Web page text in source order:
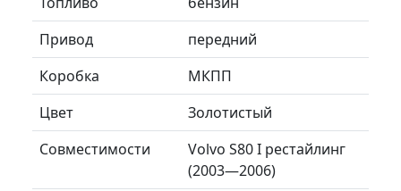
Привод
передний
Коробка
МКПП
Цвет
Золотистый
Совместимости
Volvo S80 I рестайлинг
(2003—2006)